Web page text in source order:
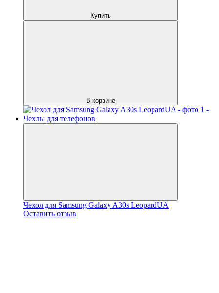
Купить
В корзине
Чехол для Samsung Galaxy A30s LeopardUA
Оставить отзыв